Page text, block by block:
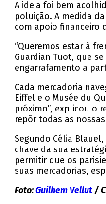
A ideia foi bem
poluição. A medida
com apoio financeiro
“Queremos estar à
Guardian Tuot, que
engarrafamento a
Cada mercadoria
Eiffel e o Musée du
próximo”, explicou o
repôr todas as
Segundo Célia
chave da sua
permitir que os
suas mercadorias,
Foto:Guilhem Vellut /